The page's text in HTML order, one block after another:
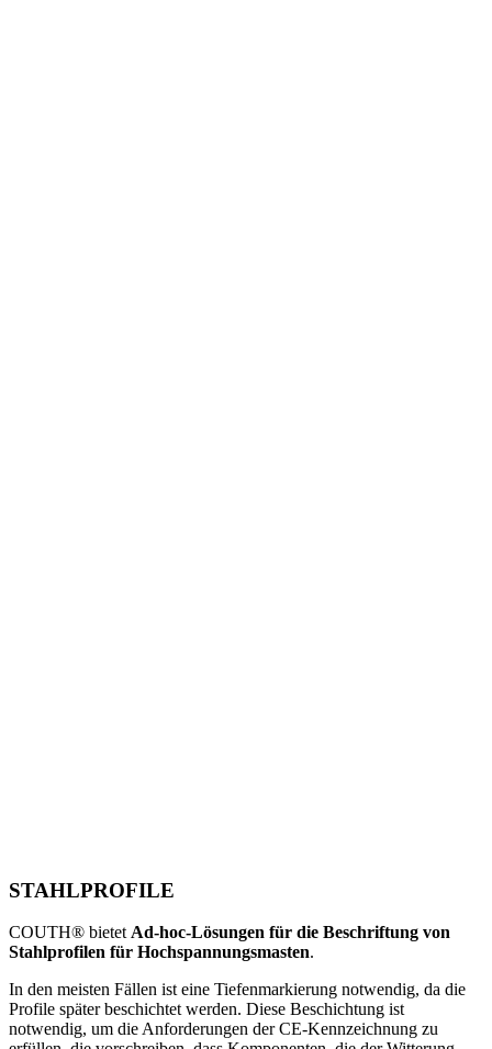
STAHLPROFILE
COUTH® bietet Ad-hoc-Lösungen für die Beschriftung von
Stahlprofilen für Hochspannungsmasten.
In den meisten Fällen ist eine Tiefenmarkierung notwendig, da die
Profile später beschichtet werden. Diese Beschichtung ist
notwendig, um die Anforderungen der CE-Kennzeichnung zu